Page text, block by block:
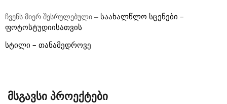
ჩვენს მიერ შესრულებული – საახალწლო სცენები –
ფოტოსტუდიისათვის
სტილი – თანამედროვე
მსგავსი პროექტები